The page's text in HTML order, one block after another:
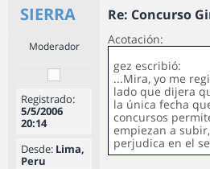
SIERRA Re: Concurso
Moderador
Registrado:
5/5/2006
20:14
Desde: Lima,
Peru
Acotación:
gez escribió:
...Mira, yo me
lado que dijera
la única fecha
concursos
empiezan a
perjudica en el